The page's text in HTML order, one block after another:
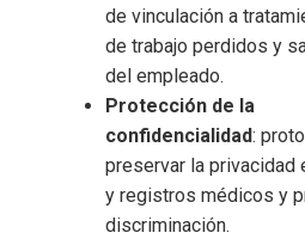
de vinculación a
de trabajo perdidos y
del empleado.
Protección de la
confidencialidad:
preservar la privacidad
y registros médicos y
discriminación.